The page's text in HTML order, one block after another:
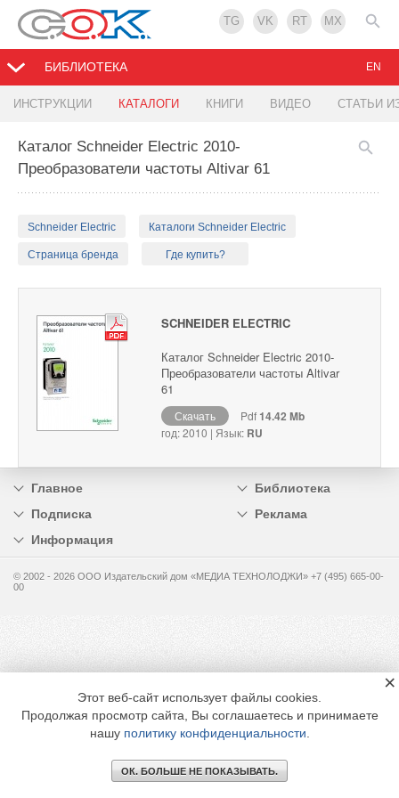
TG VK RT MX
БИБЛИОТЕКА
ИНСТРУКЦИИ КАТАЛОГИ КНИГИ ВИДЕО СТАТЬИ
EN
Каталог Schneider Electric 2010-
Преобразователи частоты Altivar 61
Schneider Electric Каталоги Schneider Electric
Страница бренда Где купить?
SCHNEIDER ELECTRIC
Каталог Schneider Electric 2010-
Преобразователи частоты Altivar
61
Скачать Pdf14.42 Mb
год: 2010 | Язык: RU
Главное
Библиотека
Подписка
Реклама
Информация
© 2002 - 2026 OOO Издательский дом «МЕДИА ТЕХНОЛОДЖИ» +7 (495) 665-00-
00
Этот веб-сайт использует файлы cookies.
Продолжая просмотр сайта, Вы соглашаетесь и принимаете
нашу политику конфиденциальности
ОК. БОЛЬШЕ НЕ ПОКАЗЫВАТЬ.
×